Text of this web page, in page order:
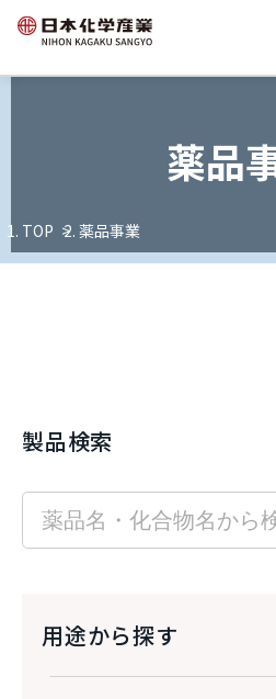
薬品
TOP 薬品事業
製品検索
用途から探す